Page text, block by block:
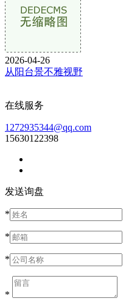
2026-04-26
从阳台景不雅视野
在线服务
1272935344@qq.com
15630122398
发送询盘
*
*
*
*